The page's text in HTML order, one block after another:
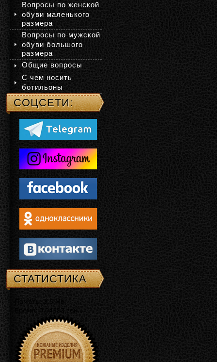
Вопросы по женской
обуви маленького
размера
Вопросы по мужской
обуви большого
размера
Общие вопросы
С чем носить
ботильоны
СОЦСЕТИ:
СТАТИСТИКА
Память: 3.5 Mb
Время: 0.04383 сек.